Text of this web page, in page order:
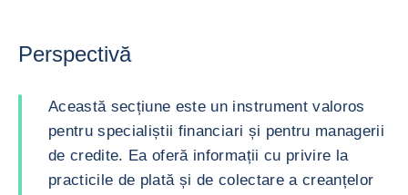
Perspectivă
Această secțiune este un instrument valoros
pentru specialiștii financiari și pentru managerii
de credite. Ea oferă informații cu privire la
practicile de plată și de colectare a creanțelor